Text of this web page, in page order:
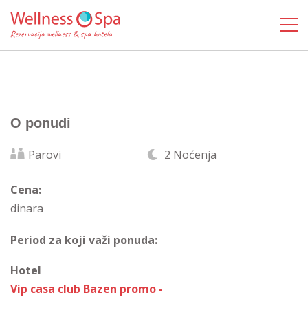
O ponudi
Parovi 2 Noćenja
Cena:
dinara
Period za koji važi ponuda:
Hotel
Vip casa club Bazen promo -